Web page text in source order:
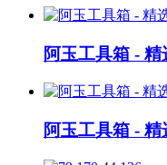
阿玉工具箱 -
阿玉工具箱 -